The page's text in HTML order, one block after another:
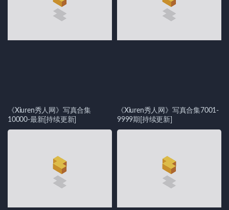
《Xiuren秀人网》写真合集
10000-最新[持续更新]
《Xiuren秀人网》写真合集7001-
9999期[持续更新]